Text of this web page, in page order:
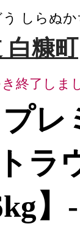
しらぬか
白糠町
終了しま
プ
ラ